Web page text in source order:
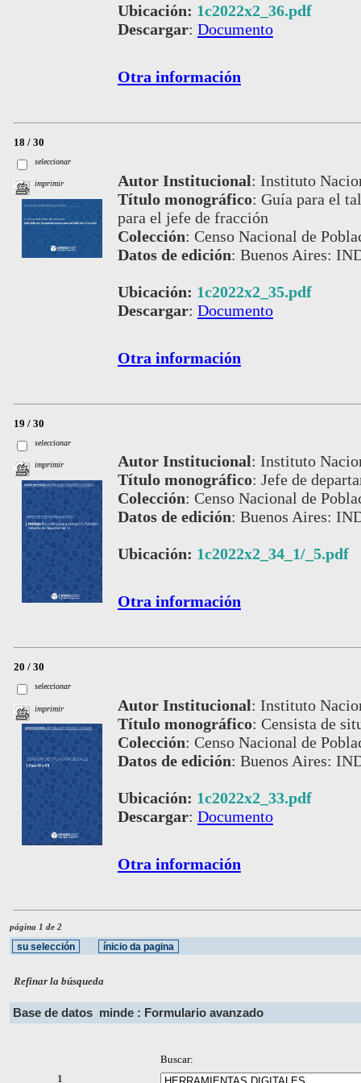
Ubicación: 1c2022x2_36.pdf
Descargar: Documento
Otra información
18 / 30
seleccionar
imprimir Autor Institucional: Instituto
Título monográfico: Guía para el
para el jefe de fracción
Colección: Censo Nacional de
Datos de edición: Buenos Aires:
Ubicación: 1c2022x2_35.pdf
Descargar: Documento
Otra información
19 / 30
seleccionar
imprimir Autor Institucional: Instituto
Título monográfico: Jefe de
Colección: Censo Nacional de
Datos de edición: Buenos Aires:
Ubicación: 1c2022x2_34_1/_5.pdf
Otra información
20 / 30
seleccionar
imprimir Autor Institucional: Instituto
Título monográfico: Censista de
Colección: Censo Nacional de
Datos de edición: Buenos Aires:
Ubicación: 1c2022x2_33.pdf
Descargar: Documento
Otra información
página 1 de 2
Refinar la búsqueda
Base de datos minde : Formulario avanzado
Buscar:
1